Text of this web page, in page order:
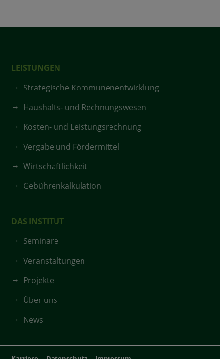
LEISTUNGEN
Strategische Kommunenentwicklung
Haushalts- und Rechnungswesen
Kosten- und Leistungsrechnung
Vergabe und Fördermittel
Wirtschaftlichkeit
Gebührenkalkulation
DAS INSTITUT
Seminare
Veranstaltungen
Projekte
Über uns
News